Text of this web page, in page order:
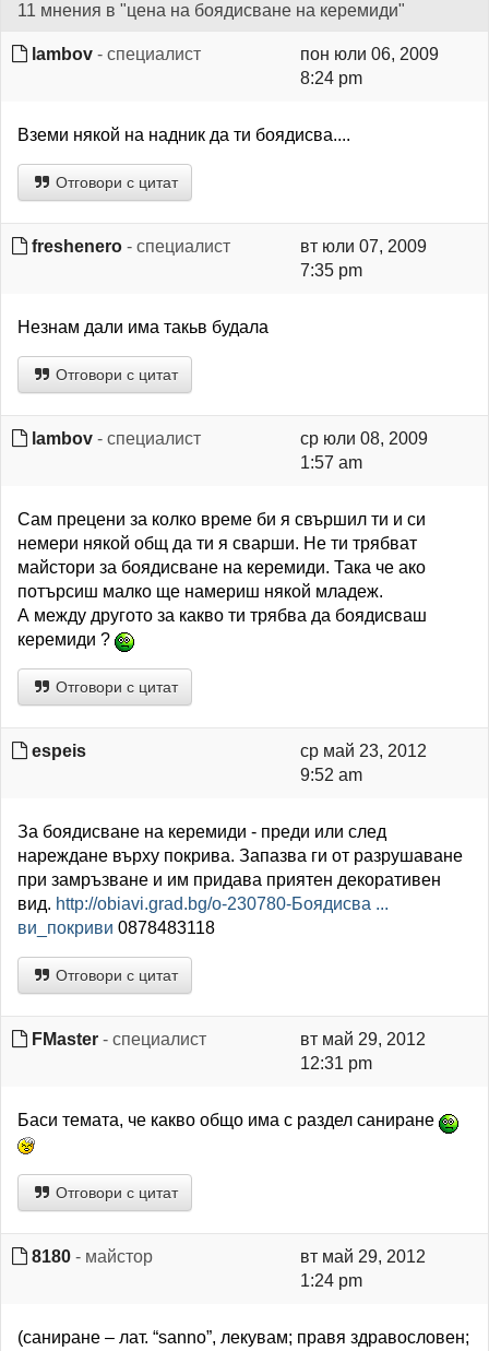
11 мнения в "цена на боядисване на керемиди"
lambov - специалист
пон юли 06, 2009
8:24 pm
Вземи някой на надник да ти боядисва....
Отговори с цитат
freshenero - специалист
вт юли 07, 2009
7:35 pm
Незнам дали има такьв будала
Отговори с цитат
lambov - специалист
ср юли 08, 2009
1:57 am
Сам прецени за колко време би я свършил ти и си
немери някой общ да ти я сварши. Не ти трябват
майстори за боядисване на керемиди. Така че ако
потърсиш малко ще намериш някой младеж.
А между другото за какво ти трябва да боядисваш
керемиди ?
Отговори с цитат
espeis
ср май 23, 2012
9:52 am
За боядисване на керемиди - преди или след
нареждане върху покрива. Запазва ги от разрушаване
при замръзване и им придава приятен декоративен
вид. http://obiavi.grad.bg/o-230780-Боядисва ...
ви_покриви 0878483118
Отговори с цитат
FMaster - специалист
вт май 29, 2012
12:31 pm
Баси темата, че какво общо има с раздел саниране
Отговори с цитат
8180 - майстор
вт май 29, 2012
1:24 pm
(саниране – лат. “sanno”, лекувам; правя здравословен;